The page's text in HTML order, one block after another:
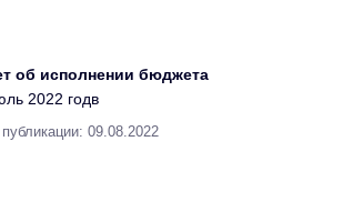
об исполнении бюджета
2022 годв
09.08.2022